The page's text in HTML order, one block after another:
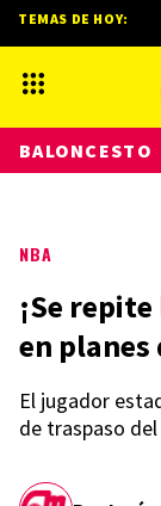
NBA
¡Se
en planes
El jugador
de traspaso
TEMAS DE HOY:
BALONCESTO